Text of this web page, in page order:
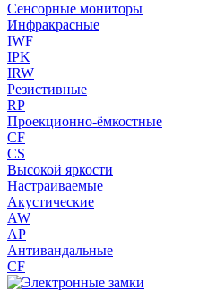
Сенсорные мониторы
Инфракрасные
IWF
IPK
IRW
Резистивные
RP
Проекционно-ёмкостные
CF
CS
Высокой яркости
Настраиваемые
Акустические
AW
AP
Антивандальные
CF